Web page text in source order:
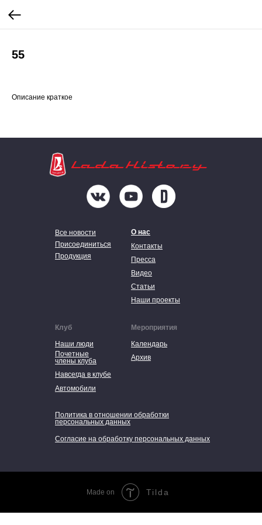
55
Описание краткое
Статьи
Контакты
Наши проекты
Пресса
Видео
Продукция
Наши люди
Клуб
Календарь
Мероприятия
О нас
Присоединиться
Все новости
Архив
Навсегда в клубе
Политика в отношении обработки
персональных данных
Согласие на обработку персональных данных
Почетные
члены клуба
Автомобили
Made on Tilda